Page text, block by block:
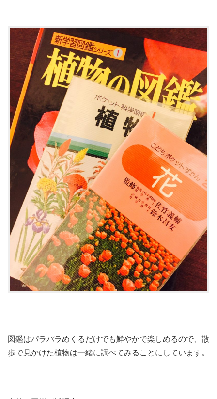
図鑑はパラパラめくるだけでも鮮やかで楽しめるので、散
歩で見かけた植物は一緒に調べてみることにしています。